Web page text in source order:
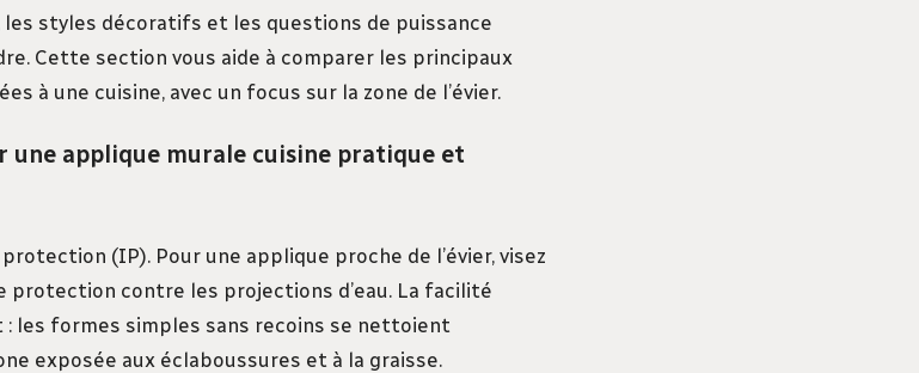
styles décoratifs et les questions de puissance
Cette section vous aide à comparer les principaux
à une cuisine, avec un focus sur la zone de l’évier.
une applique murale cuisine pratique et
(IP). Pour une applique proche de l’évier, visez
protection contre les projections d’eau. La facilité
les formes simples sans recoins se nettoient
exposée aux éclaboussures et à la graisse.